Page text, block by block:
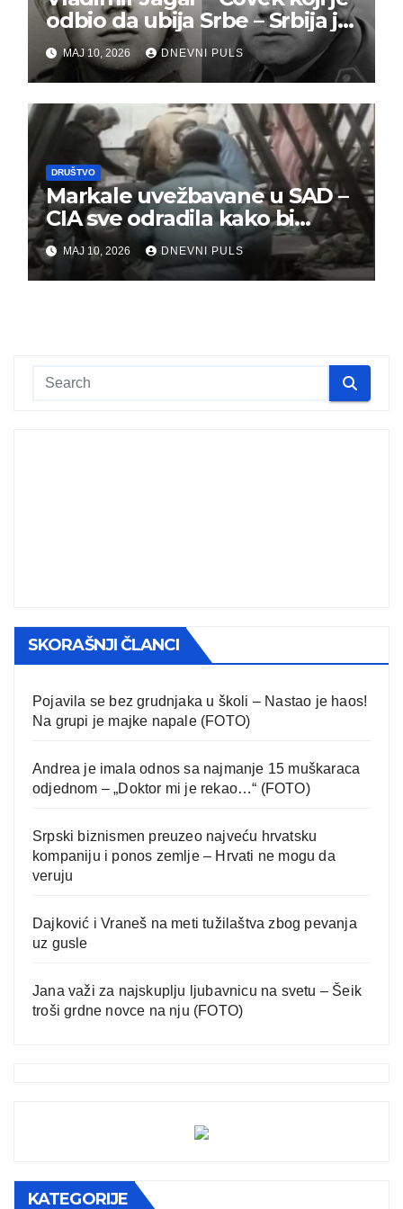
odbio da ubija Srbe – Srbija je
dužna da ga pamti
MAJ 10, 2026 DNEVNI PULS
DRUŠTVO
Markale uvežbavane u SAD –
CIA sve odradila kako bi
optužili Srbe
MAJ 10, 2026 DNEVNI PULS
SKORAŠNJI ČLANCI
Pojavila se bez grudnjaka u školi – Nastao je haos!
Na grupi je majke napale (FOTO)
Andrea je imala odnos sa najmanje 15 muškaraca
odjednom – „Doktor mi je rekao…“ (FOTO)
Srpski biznismen preuzeo najveću hrvatsku
kompaniju i ponos zemlje – Hrvati ne mogu da
veruju
Dajković i Vraneš na meti tužilaštva zbog pevanja
uz gusle
Jana važi za najskuplju ljubavnicu na svetu – Šeik
troši grdne novce na nju (FOTO)
KATEGORIJE